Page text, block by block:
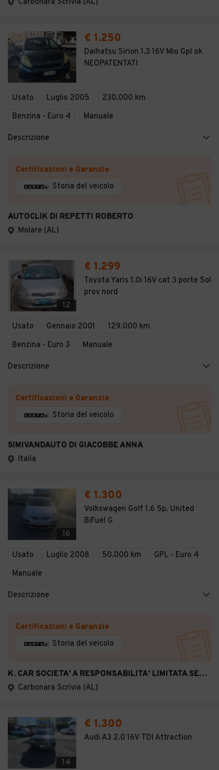
Carbonara Scrivia (AL)
6
€ 1.250
Daihatsu Sirion 1.3 16V Mio Gpl ok
NEOPATENTATI
Usato Luglio 2005
230.000 km
Benzina - Euro 4
Manuale
Descrizione
Certificazioni e Garanzie
Storia del veicolo
AUTOCLIK DI REPETTI ROBERTO
Molare (AL)
12
€ 1.299
Toyota Yaris 1.0i 16V cat 3 porte Sol
prov nord
Usato Gennaio 2001
129.000 km
Benzina - Euro 3
Manuale
Descrizione
Certificazioni e Garanzie
Storia del veicolo
SIMIVANDAUTO DI GIACOBBE ANNA
Italia
16
€ 1.300
Volkswagen Golf 1.6 5p. United
BiFuel G
Usato Luglio 2008 50.000 km
GPL - Euro 4
Manuale
Descrizione
Certificazioni e Garanzie
Storia del veicolo
K. CAR SOCIETA' A RESPONSABILITA' LIMITATA SEMPLIFICATA
Carbonara Scrivia (AL)
14
€ 1.300
Audi A3 2.0 16V TDI Attraction